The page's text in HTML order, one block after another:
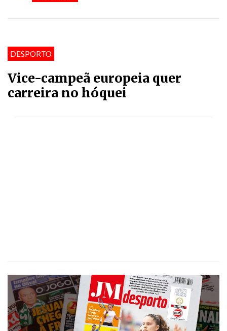
DESPORTO
Vice-campeã europeia quer
carreira no hóquei